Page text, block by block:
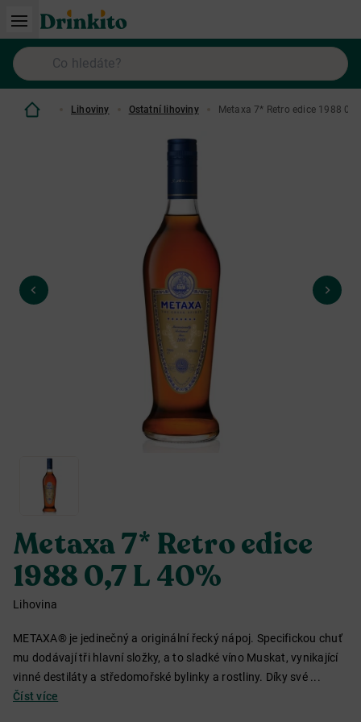
Lihoviny Ostatní lihoviny Metaxa 7* Retro edice 1988 0,7
Metaxa 7* Retro edice
1988 0,7 L 40%
Lihovina
METAXA® je jedinečný a originální řecký nápoj. Specifickou chuť
mu dodávají tři hlavní složky, a to sladké víno Muskat, vynikající
vinné destiláty a středomořské bylinky a rostliny. Díky své ...
Číst více